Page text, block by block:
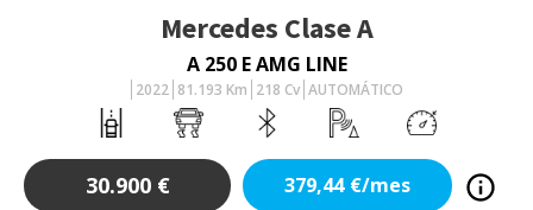
Mercedes Clase A
A 250 E AMG LINE
2022 81.193 Km 218 Cv AUTOMÁTICO
30.900 € 379,44 €/mes